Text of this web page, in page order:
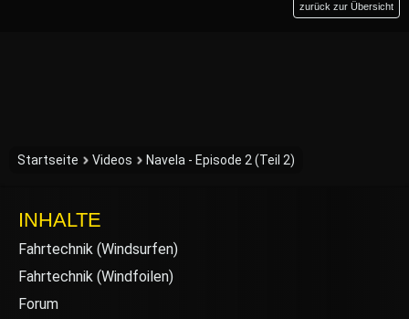
zurück zur Übersicht
Startseite Videos Navela - Episode 2 (Teil 2)
INHALTE
Fahrtechnik (Windsurfen)
Fahrtechnik (Windfoilen)
Forum